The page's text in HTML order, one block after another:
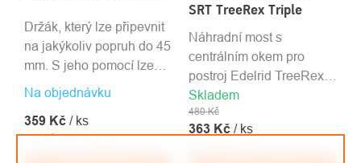
Na objednávku
297 Kč bez DPH
359 Kč / ks
Držák, který lze připevnit
na jakýkoliv popruh do 45
mm. S jeho pomocí lze
na jakýkoliv postroj.
SRT TreeRex Triple
Skladem
480 Kč
363 Kč / ks
Náhradní most s
centrálním okem pro
postroj Edelrid TreeRex
Triple.